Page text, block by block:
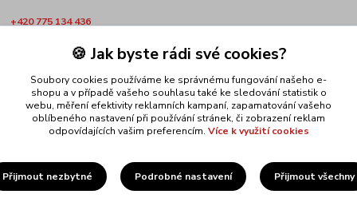
+420 775 134 436
obchod@rockuj.cz
Upravit sběr cookies.
🍪 Jak byste rádi své cookies?
Soubory cookies používáme ke správnému fungování našeho e-
shopu a v případě vašeho souhlasu také ke sledování statistik o
webu, měření efektivity reklamních kampaní, zapamatování vašeho
oblíbeného nastavení při používání stránek, či zobrazení reklam
odpovídajících vašim preferencím. Více k využití cookies
Přijmout nezbytné Podrobné nastavení Přijmout všechny